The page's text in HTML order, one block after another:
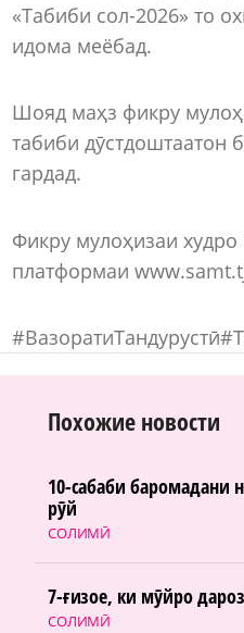
«Табиби сол-2026» то
идома меёбад.
Шояд маҳз фикру
табиби дӯстдоштаатон
гардад.
Фикру мулоҳизаи
платформаи
Похожие новости
СОЛИМӢ
10-сабаби баромадани
рӯй
СОЛИМӢ
7-ғизое, ки мӯйро